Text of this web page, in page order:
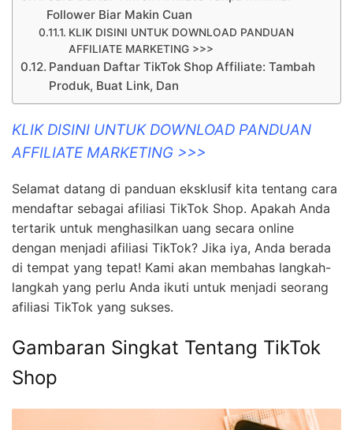
Follower Biar Makin Cuan
KLIK DISINI UNTUK DOWNLOAD PANDUAN
AFFILIATE MARKETING >>>
Panduan Daftar TikTok Shop Affiliate: Tambah
Produk, Buat Link, Dan
KLIK DISINI UNTUK DOWNLOAD PANDUAN
AFFILIATE MARKETING >>>
Selamat datang di panduan eksklusif kita tentang cara
mendaftar sebagai afiliasi TikTok Shop. Apakah Anda
tertarik untuk menghasilkan uang secara online
dengan menjadi afiliasi TikTok? Jika iya, Anda berada
di tempat yang tepat! Kami akan membahas langkah-
langkah yang perlu Anda ikuti untuk menjadi seorang
afiliasi TikTok yang sukses.
Gambaran Singkat Tentang TikTok
Shop